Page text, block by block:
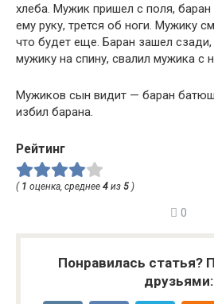
хлеба. Мужик пришел с поля,
ему руку, трется об ноги. Мужику
что будет еще. Баран зашел сзади,
мужику на спину, свалил мужика с
Мужиков сын видит — баран
избил барана.
Рейтинг
( 1 оценка, среднее 4 из 5 )
0
Понравилась статья?
друзьями: